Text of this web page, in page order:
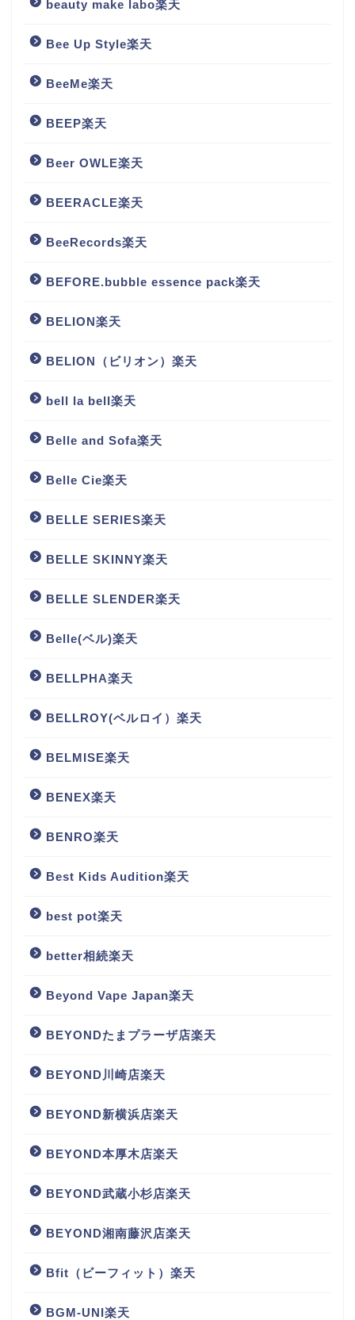
beauty make labo楽天
Bee Up Style楽天
BeeMe楽天
BEEP楽天
Beer OWLE楽天
BEERACLE楽天
BeeRecords楽天
BEFORE.bubble essence pack楽天
BELION楽天
BELION（ビリオン）楽天
bell la bell楽天
Belle and Sofa楽天
Belle Cie楽天
BELLE SERIES楽天
BELLE SKINNY楽天
BELLE SLENDER楽天
Belle(ベル)楽天
BELLPHA楽天
BELLROY(ベルロイ）楽天
BELMISE楽天
BENEX楽天
BENRO楽天
Best Kids Audition楽天
best pot楽天
better相続楽天
Beyond Vape Japan楽天
BEYONDたまプラーザ店楽天
BEYOND川崎店楽天
BEYOND新横浜店楽天
BEYOND本厚木店楽天
BEYOND武蔵小杉店楽天
BEYOND湘南藤沢店楽天
Bfit（ビーフィット）楽天
BGM‐UNI楽天